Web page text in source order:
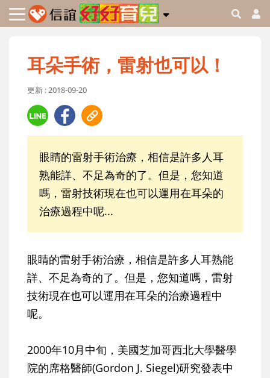
耳朵手術，雷射也可以！
更新 : 2018-09-20
眼睛的雷射手術治療，相信是許多人耳
熟能詳、不足為奇的了。但是，您知道
嗎，雷射技術現在也可以運用在耳朵的
治療過程中呢...
眼睛的雷射手術治療，相信是許多人耳熟能
詳、不足為奇的了。但是，您知道嗎，雷射
技術現在也可以運用在耳朵的治療過程中
呢。
2000年10月中旬，美國芝加哥西北大學醫學
院的席格醫師(Gordon J. Siegel)研究發表中